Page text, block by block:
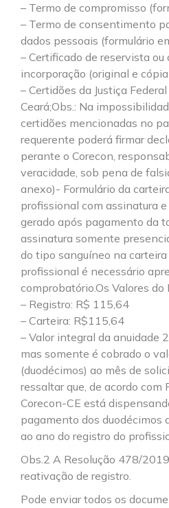
– Termo de compromisso
– Termo de consentimento
dados pessoais (formulário
– Certificado de reservista ou
incorporação (original e
– Certidões da Justiça
Ceará;Obs.: Na
certidões mencionadas no
requerente poderá firmar
perante o Corecon,
veracidade, sob pena de
anexo)- Formulário da
profissional com assinatura
gerado após pagamento da
assinatura somente
do tipo sanguíneo na
profissional é necessário
comprobatório.Os Valores do
– Registro: R$ 115,64
– Carteira: R$115,64
– Valor integral da anuidade
mas somente é cobrado o
(duodécimos) ao mês de
ressaltar que, de acordo
Corecon-CE está
pagamento dos duodécimos
ao ano do registro do
Obs.2 A Resolução 478/
reativação de registro.
Pode enviar todos os